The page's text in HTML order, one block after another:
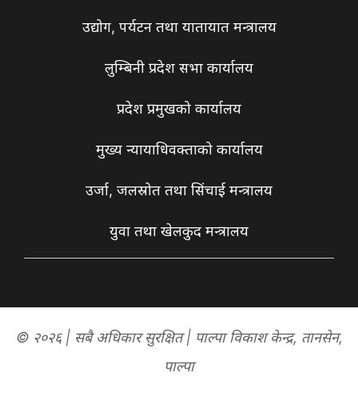
उद्योग, पर्यटन तथा यातायात मन्त्रालय
लुम्बिनी प्रदेश सभा कार्यालय
प्रदेश प्रमुखको कार्यालय
मुख्य न्यायाधिवक्ताको कार्यालय
उर्जा, जलस्रोत तथा सिंचाई मन्त्रालय
युवा तथा खेलकुद मन्त्रालय
© २०२६ | सबै अधिकार सुरक्षित | पाल्पा विकाश केन्द्र, तानसेन,
पाल्पा